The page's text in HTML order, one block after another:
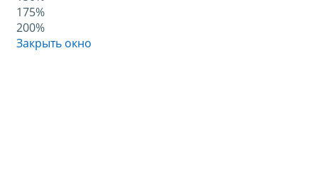
175%
200%
Закрыть окно